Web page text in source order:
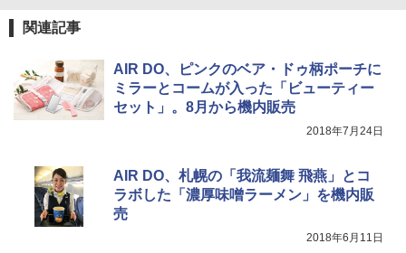
防災用品 長期保存可能 緊急時用 日本国内発
送
￥3,680
ソーラー LED ランタン Type-C 充電式 ソー
ラーランタン IP65防水 キャンプ用品 防災グ
ッズ 6種類のライトモード 防災 吊り下げ 折
節電対策 超高輝度 日本語取扱説明書付き
関連記事
AIR DO、ピンクのベア・ドゥ柄ポーチに
ミラーとコームが入った「ビューティー
セット」。8月から機内販売
2018年7月24日
AIR DO、札幌の「我流麺舞 飛燕」とコ
ラボした「濃厚味噌ラーメン」を機内販
売
2018年6月11日